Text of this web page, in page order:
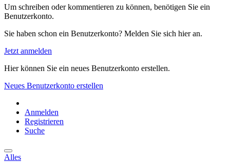
Um schreiben oder kommentieren zu können, benötigen Sie ein
Benutzerkonto.
Sie haben schon ein Benutzerkonto? Melden Sie sich hier an.
Jetzt anmelden
Hier können Sie ein neues Benutzerkonto erstellen.
Neues Benutzerkonto erstellen
Anmelden
Registrieren
Suche
Alles